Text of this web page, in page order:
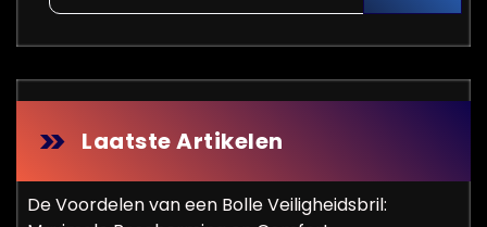
Laatste Artikelen
De Voordelen van een Bolle Veiligheidsbril: